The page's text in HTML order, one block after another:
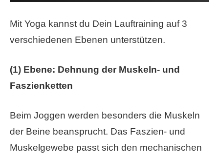
Mit Yoga kannst du Dein Lauftraining auf 3
verschiedenen Ebenen unterstützen.
(1) Ebene: Dehnung der Muskeln- und
Faszienketten
Beim Joggen werden besonders die Muskeln
der Beine beansprucht. Das Faszien- und
Muskelgewebe passt sich den mechanischen